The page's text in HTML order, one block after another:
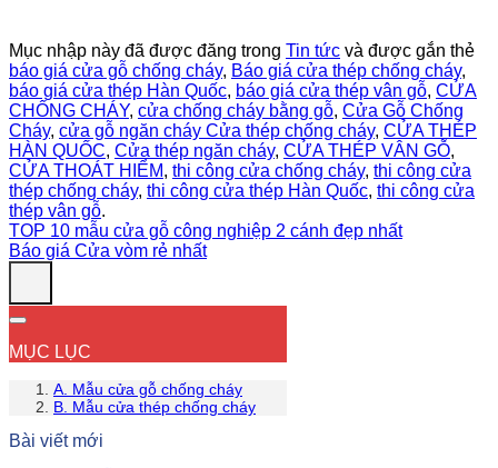
Mục nhập này đã được đăng trong Tin tức và được gắn thẻ
báo giá cửa gỗ chống cháy, Báo giá cửa thép chống cháy,
báo giá cửa thép Hàn Quốc, báo giá cửa thép vân gỗ, CỬA
CHỐNG CHÁY, cửa chống cháy bằng gỗ, Cửa Gỗ Chống
Cháy, cửa gỗ ngăn cháy Cửa thép chống cháy, CỬA THÉP
HÀN QUỐC, Cửa thép ngăn cháy, CỬA THÉP VÂN GỖ,
CỬA THOÁT HIỂM, thi công cửa chống cháy, thi công cửa
thép chống cháy, thi công cửa thép Hàn Quốc, thi công cửa
thép vân gỗ.
TOP 10 mẫu cửa gỗ công nghiệp 2 cánh đẹp nhất
Báo giá Cửa vòm rẻ nhất
MỤC LỤC
A. Mẫu cửa gỗ chống cháy
B. Mẫu cửa thép chống cháy
Bài viết mới